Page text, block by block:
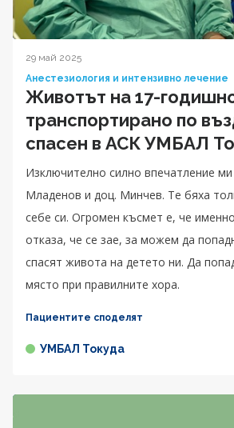
29 май 2025
Анестезиология и интензивно лечение
Животът на 17-
транспортирано по
спасен в АСК УМБАЛ
Изключително силно впечатление
Младенов и доц. Минчев. Те бяха
себе си. Огромен късмет е, че
отказа, че се зае, за можем да
спасят живота на детето ни. Да
място при правилните хора.
Пациентите споделят
УМБАЛ Токуда